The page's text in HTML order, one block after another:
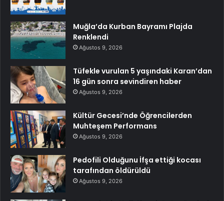
Muğla’da Kurban Bayramı Plajda
Renklendi
Ağustos 9, 2026
Tüfekle vurulan 5 yaşındaki Karan’dan
16 gün sonra sevindiren haber
Ağustos 9, 2026
Kültür Gecesi’nde Öğrencilerden
Muhteşem Performans
Ağustos 9, 2026
Pedofili Olduğunu İfşa ettiği kocası
tarafından öldürüldü
Ağustos 9, 2026